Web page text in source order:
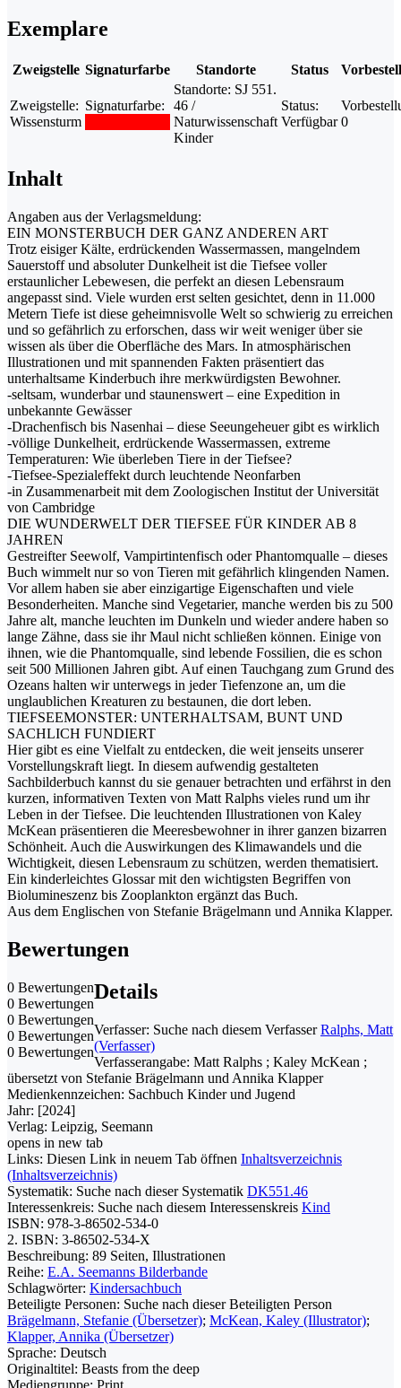
Exemplare
Zweigstelle Signaturfarbe Standorte Status
Zweigstelle:
Wissensturm
Signaturfarbe:
Standorte: SJ 551.
46 /
Naturwissenschaft
Kinder
Status:
Verfügbar 0
Inhalt
Angaben aus der Verlagsmeldung:
EIN MONSTERBUCH DER GANZ ANDEREN ART
Trotz eisiger Kälte, erdrückenden Wassermassen, mangelndem
Sauerstoff und absoluter Dunkelheit ist die Tiefsee voller
erstaunlicher Lebewesen, die perfekt an diesen Lebensraum
angepasst sind. Viele wurden erst selten gesichtet, denn in 11.000
Metern Tiefe ist diese geheimnisvolle Welt so schwierig zu erreichen
und so gefährlich zu erforschen, dass wir weit weniger über sie
wissen als über die Oberfläche des Mars. In atmosphärischen
Illustrationen und mit spannenden Fakten präsentiert das
unterhaltsame Kinderbuch ihre merkwürdigsten Bewohner.
-seltsam, wunderbar und staunenswert – eine Expedition in
unbekannte Gewässer
-Drachenfisch bis Nasenhai – diese Seeungeheuer gibt es wirklich
-völlige Dunkelheit, erdrückende Wassermassen, extreme
Temperaturen: Wie überleben Tiere in der Tiefsee?
-Tiefsee-Spezialeffekt durch leuchtende Neonfarben
-in Zusammenarbeit mit dem Zoologischen Institut der Universität
von Cambridge
DIE WUNDERWELT DER TIEFSEE FÜR KINDER AB 8
JAHREN
Gestreifter Seewolf, Vampirtintenfisch oder Phantomqualle – dieses
Buch wimmelt nur so von Tieren mit gefährlich klingenden Namen.
Vor allem haben sie aber einzigartige Eigenschaften und viele
Besonderheiten. Manche sind Vegetarier, manche werden bis zu 500
Jahre alt, manche leuchten im Dunkeln und wieder andere haben so
lange Zähne, dass sie ihr Maul nicht schließen können. Einige von
ihnen, wie die Phantomqualle, sind lebende Fossilien, die es schon
seit 500 Millionen Jahren gibt. Auf einen Tauchgang zum Grund des
Ozeans halten wir unterwegs in jeder Tiefenzone an, um die
unglaublichen Kreaturen zu bestaunen, die dort leben.
TIEFSEEMONSTER: UNTERHALTSAM, BUNT UND
SACHLICH FUNDIERT
Hier gibt es eine Vielfalt zu entdecken, die weit jenseits unserer
Vorstellungskraft liegt. In diesem aufwendig gestalteten
Sachbilderbuch kannst du sie genauer betrachten und erfährst in den
kurzen, informativen Texten von Matt Ralphs vieles rund um ihr
Leben in der Tiefsee. Die leuchtenden Illustrationen von Kaley
McKean präsentieren die Meeresbewohner in ihrer ganzen bizarren
Schönheit. Auch die Auswirkungen des Klimawandels und die
Wichtigkeit, diesen Lebensraum zu schützen, werden thematisiert.
Ein kinderleichtes Glossar mit den wichtigsten Begriffen von
Biolumineszenz bis Zooplankton ergänzt das Buch.
Aus dem Englischen von Stefanie Brägelmann und Annika Klapper.
Bewertungen
0 Bewertungen
0 Bewertungen
0 Bewertungen
0 Bewertungen
0 Bewertungen
Details
Verfasser: Suche nach diesem Verfasser Ralphs, Matt
(Verfasser)
Verfasserangabe: Matt Ralphs ; Kaley McKean ;
übersetzt von Stefanie Brägelmann und Annika Klapper
Medienkennzeichen: Sachbuch Kinder und Jugend
Jahr: [2024]
Verlag: Leipzig, Seemann
opens in new tab
Links: Diesen Link in neuem Tab öffnen Inhaltsverzeichnis
(Inhaltsverzeichnis)
Systematik: Suche nach dieser Systematik DK551.46
Interessenkreis: Suche nach diesem Interessenskreis Kind
ISBN: 978-3-86502-534-0
2. ISBN: 3-86502-534-X
Beschreibung: 89 Seiten, Illustrationen
Reihe: E.A. Seemanns Bilderbande
Schlagwörter: Kindersachbuch
Beteiligte Personen: Suche nach dieser Beteiligten Person
Brägelmann, Stefanie (Übersetzer); McKean, Kaley (Illustrator);
Klapper, Annika (Übersetzer)
Sprache: Deutsch
Originaltitel: Beasts from the deep
Mediengruppe: Print